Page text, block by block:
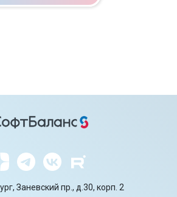
Заневский пр., д.30, корп. 2